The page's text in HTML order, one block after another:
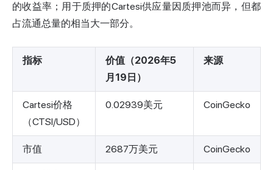
的收益率；用于质押的Cartesi供应量因质押池而异，但都
占流通总量的相当大一部分。
指标
价值（2026年5
月19日）
来源
Cartesi价格
（CTSI/USD）
0.02939美元 CoinGecko
市值 2687万美元 CoinGecko